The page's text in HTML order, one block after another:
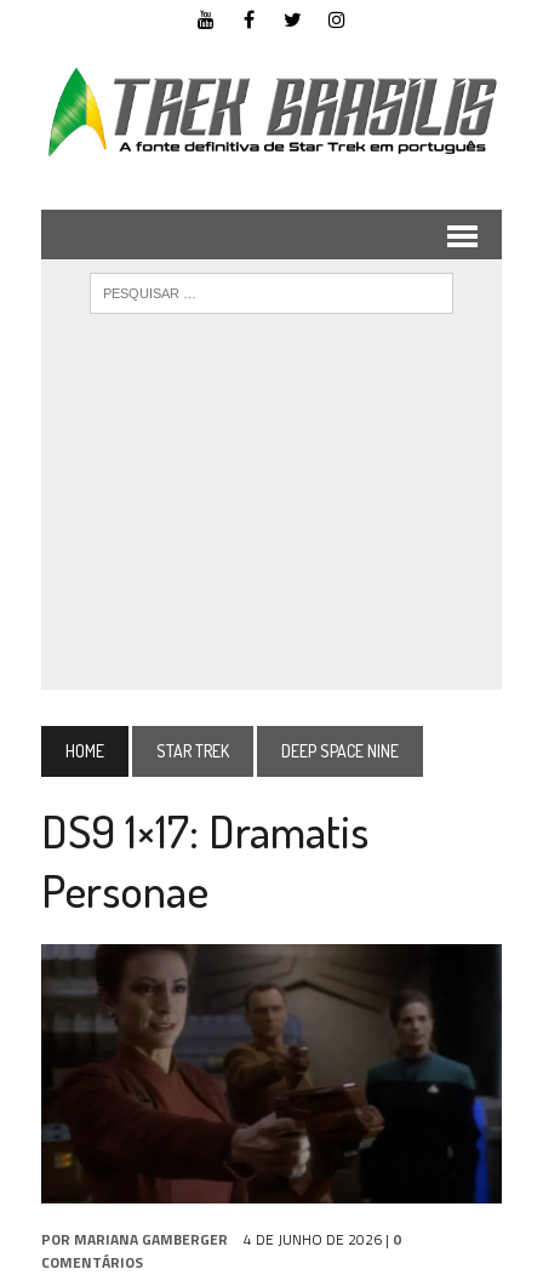
HOME STAR TREK DEEP SPACE NINE
DS9 1×17: Dramatis
Personae
POR MARIANA GAMBERGER 4 DE JUNHO DE 2026| 0
COMENTÁRIOS